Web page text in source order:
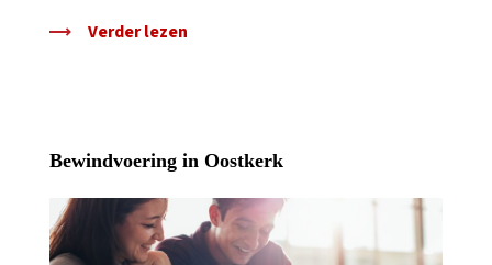
Verder lezen
Bewindvoering in Oostkerk